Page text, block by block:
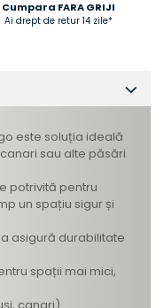
Cumpara FARA GRIJI
Ai drept de retur 14 zile*
este soluția ideală
sau alte păsări
potrivită pentru
un spațiu sigur și
asigură durabilitate
spații mai mici,
canari)